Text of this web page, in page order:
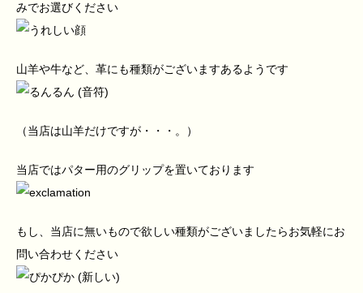
みでお選びください
山羊や牛など、革にも種類がございますあるようです
（当店は山羊だけですが・・・。）
当店ではパター用のグリップを置いております
もし、当店に無いもので欲しい種類がございましたらお気軽にお
問い合わせください